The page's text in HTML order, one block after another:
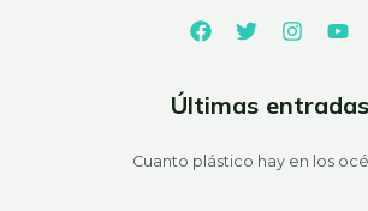
Últimas entradas
Cuanto plástico hay en los